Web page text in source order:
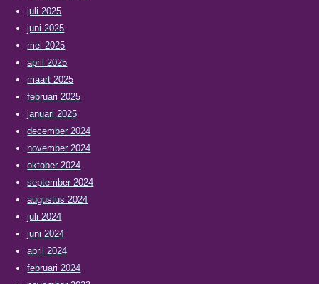
juli 2025
juni 2025
mei 2025
april 2025
maart 2025
februari 2025
januari 2025
december 2024
november 2024
oktober 2024
september 2024
augustus 2024
juli 2024
juni 2024
april 2024
februari 2024